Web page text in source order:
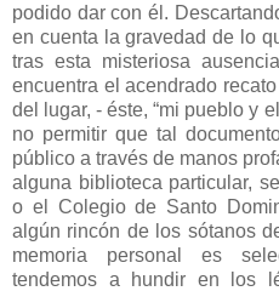
podido dar con él.
en cuenta la gravedad de lo
tras esta misteriosa
encuentra el acendrado
del lugar, - éste, “mi pueblo y
no permitir que tal
público a través de manos
alguna biblioteca particular,
o el Colegio de Santo
algún rincón de los sótanos
memoria personal es
tendemos a hundir en los